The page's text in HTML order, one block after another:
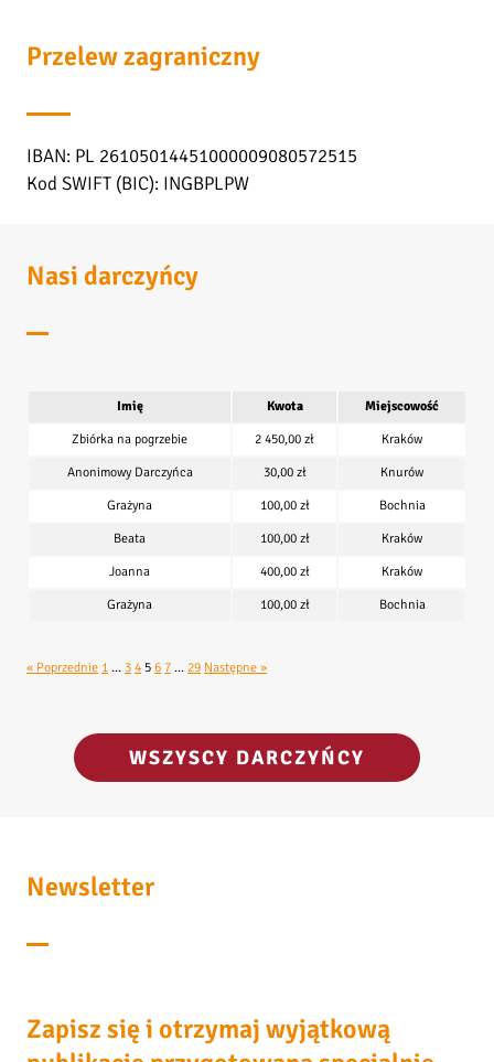
Przelew zagraniczny
IBAN: PL 26105014451000009080572515
Kod SWIFT (BIC): INGBPLPW
Nasi darczyńcy
Imię Kwota
Miejscowość
Zbiórka na pogrzebie
2 450,00 zł
Kraków
Anonimowy Darczyńca
30,00 zł
Knurów
Grażyna
100,00 zł
Bochnia
Beata
100,00 zł
Kraków
Joanna
400,00 zł
Kraków
Grażyna
100,00 zł Bochnia
« Poprzednie 1 … 3 4 5 6 7 … 29 Następne »
WSZYSCY DARCZYŃCY
Newsletter
Zapisz się i otrzymaj wyjątkową